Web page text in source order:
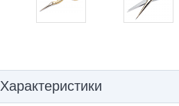
Характеристики